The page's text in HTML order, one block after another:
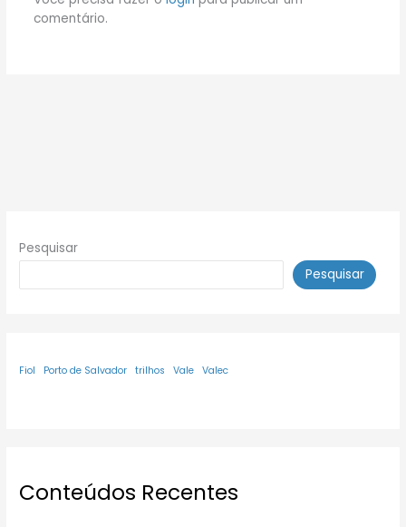
comentário.
Pesquisar
Pesquisar
Fiol Porto de Salvador trilhos Vale Valec
Conteúdos Recentes